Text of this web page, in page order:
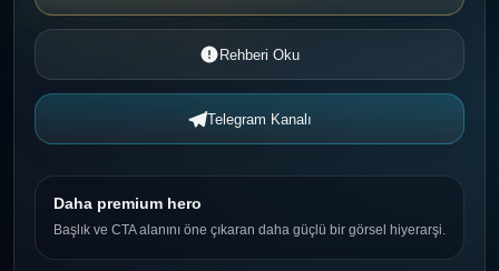
Rehberi Oku
Telegram Kanalı
Daha premium hero
Başlık ve CTA alanını öne çıkaran daha güçlü bir görsel hiyerarşi.